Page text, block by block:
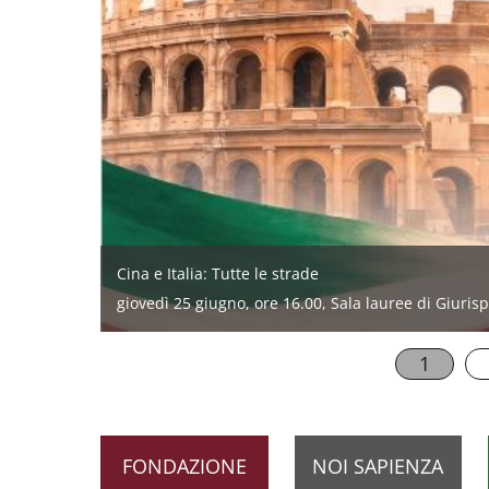
Cina e Italia: Tutte le strade
giovedì 25 giugno, ore 16.00, Sala lauree di
Sfide del XXI secolo: verso il futuro nello Spazio
lunedì 8 giugno alle 9.30, Aula 1 di Ingegneria
1
FONDAZIONE
NOI SAPIENZA